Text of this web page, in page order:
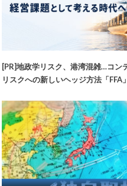
[PR]地政学リスク、港湾混雑…コン
リスクへの新しいヘッジ方法「FFA